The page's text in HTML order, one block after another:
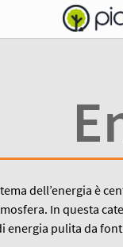
dell’energia è
In questa
energia pulita da